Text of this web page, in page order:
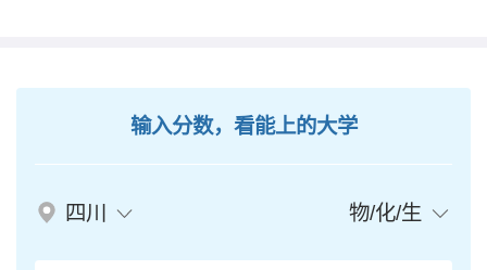
输入分数，看能上的大学
四川 物/化/生